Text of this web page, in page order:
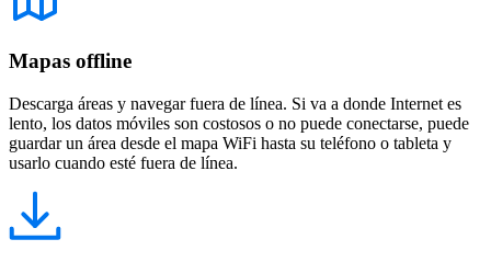
Mapas offline
Descarga áreas y navegar fuera de línea. Si va a donde Internet es
lento, los datos móviles son costosos o no puede conectarse, puede
guardar un área desde el mapa WiFi hasta su teléfono o tableta y
usarlo cuando esté fuera de línea.